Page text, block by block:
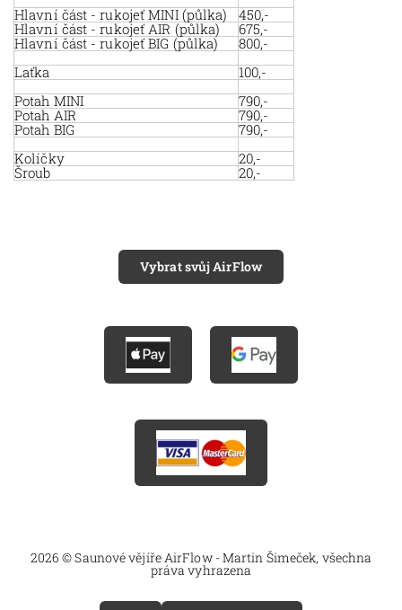
Hlavní část - rukojeť MINI (půlka)
450,-
Hlavní část - rukojeť AIR (půlka)
675,-
Hlavní část - rukojeť BIG (půlka)
800,-
Laťka
100,-
Potah MINI
790,-
Potah AIR
790,-
Potah BIG
790,-
Kolíčky
20,-
Šroub
20,-
Vybrat svůj AirFlow
2026 © Saunové vějíře AirFlow - Martin Šimeček, všechna
práva vyhrazena